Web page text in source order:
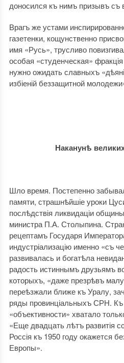
доносился къ нимъ призывъ съ
Врагъ же устами
газетенки, кощунственно
имя «Русь», трусливо
особая «студенческая»
нужно ожидать славныхъ
избіеній беззащитной
Наканунѣ
Шло время. Постепенно
памяти, страшнѣйшіе уроки
послѣдствія ликвидаціи
министра П.А. Столыпина.
рецептамъ Государя
индустріализацію именно «съ
развивалась и богатѣла
радость истиннымъ друзьямъ
которыхъ, «даже презрѣвъ
переѣзжали ближе къ Уралу,
ряды провинціальныхъ СРН. Къ
«объективности» хватало
«Еще двадцать лѣтъ развитія
Россія къ 1950 году окажется
Европы».